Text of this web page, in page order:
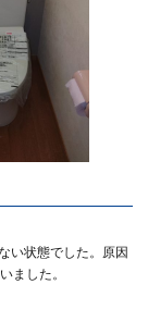
い状態でした。原因
ました。